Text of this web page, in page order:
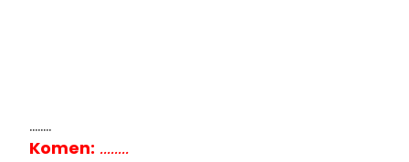
........
Komen: ........